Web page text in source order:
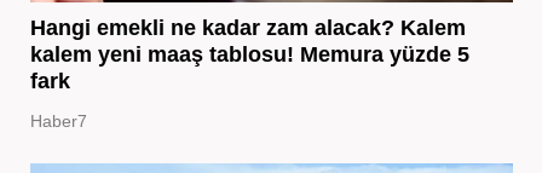
Hangi emekli ne kadar zam alacak? Kalem
kalem yeni maaş tablosu! Memura yüzde 5
fark
Haber7